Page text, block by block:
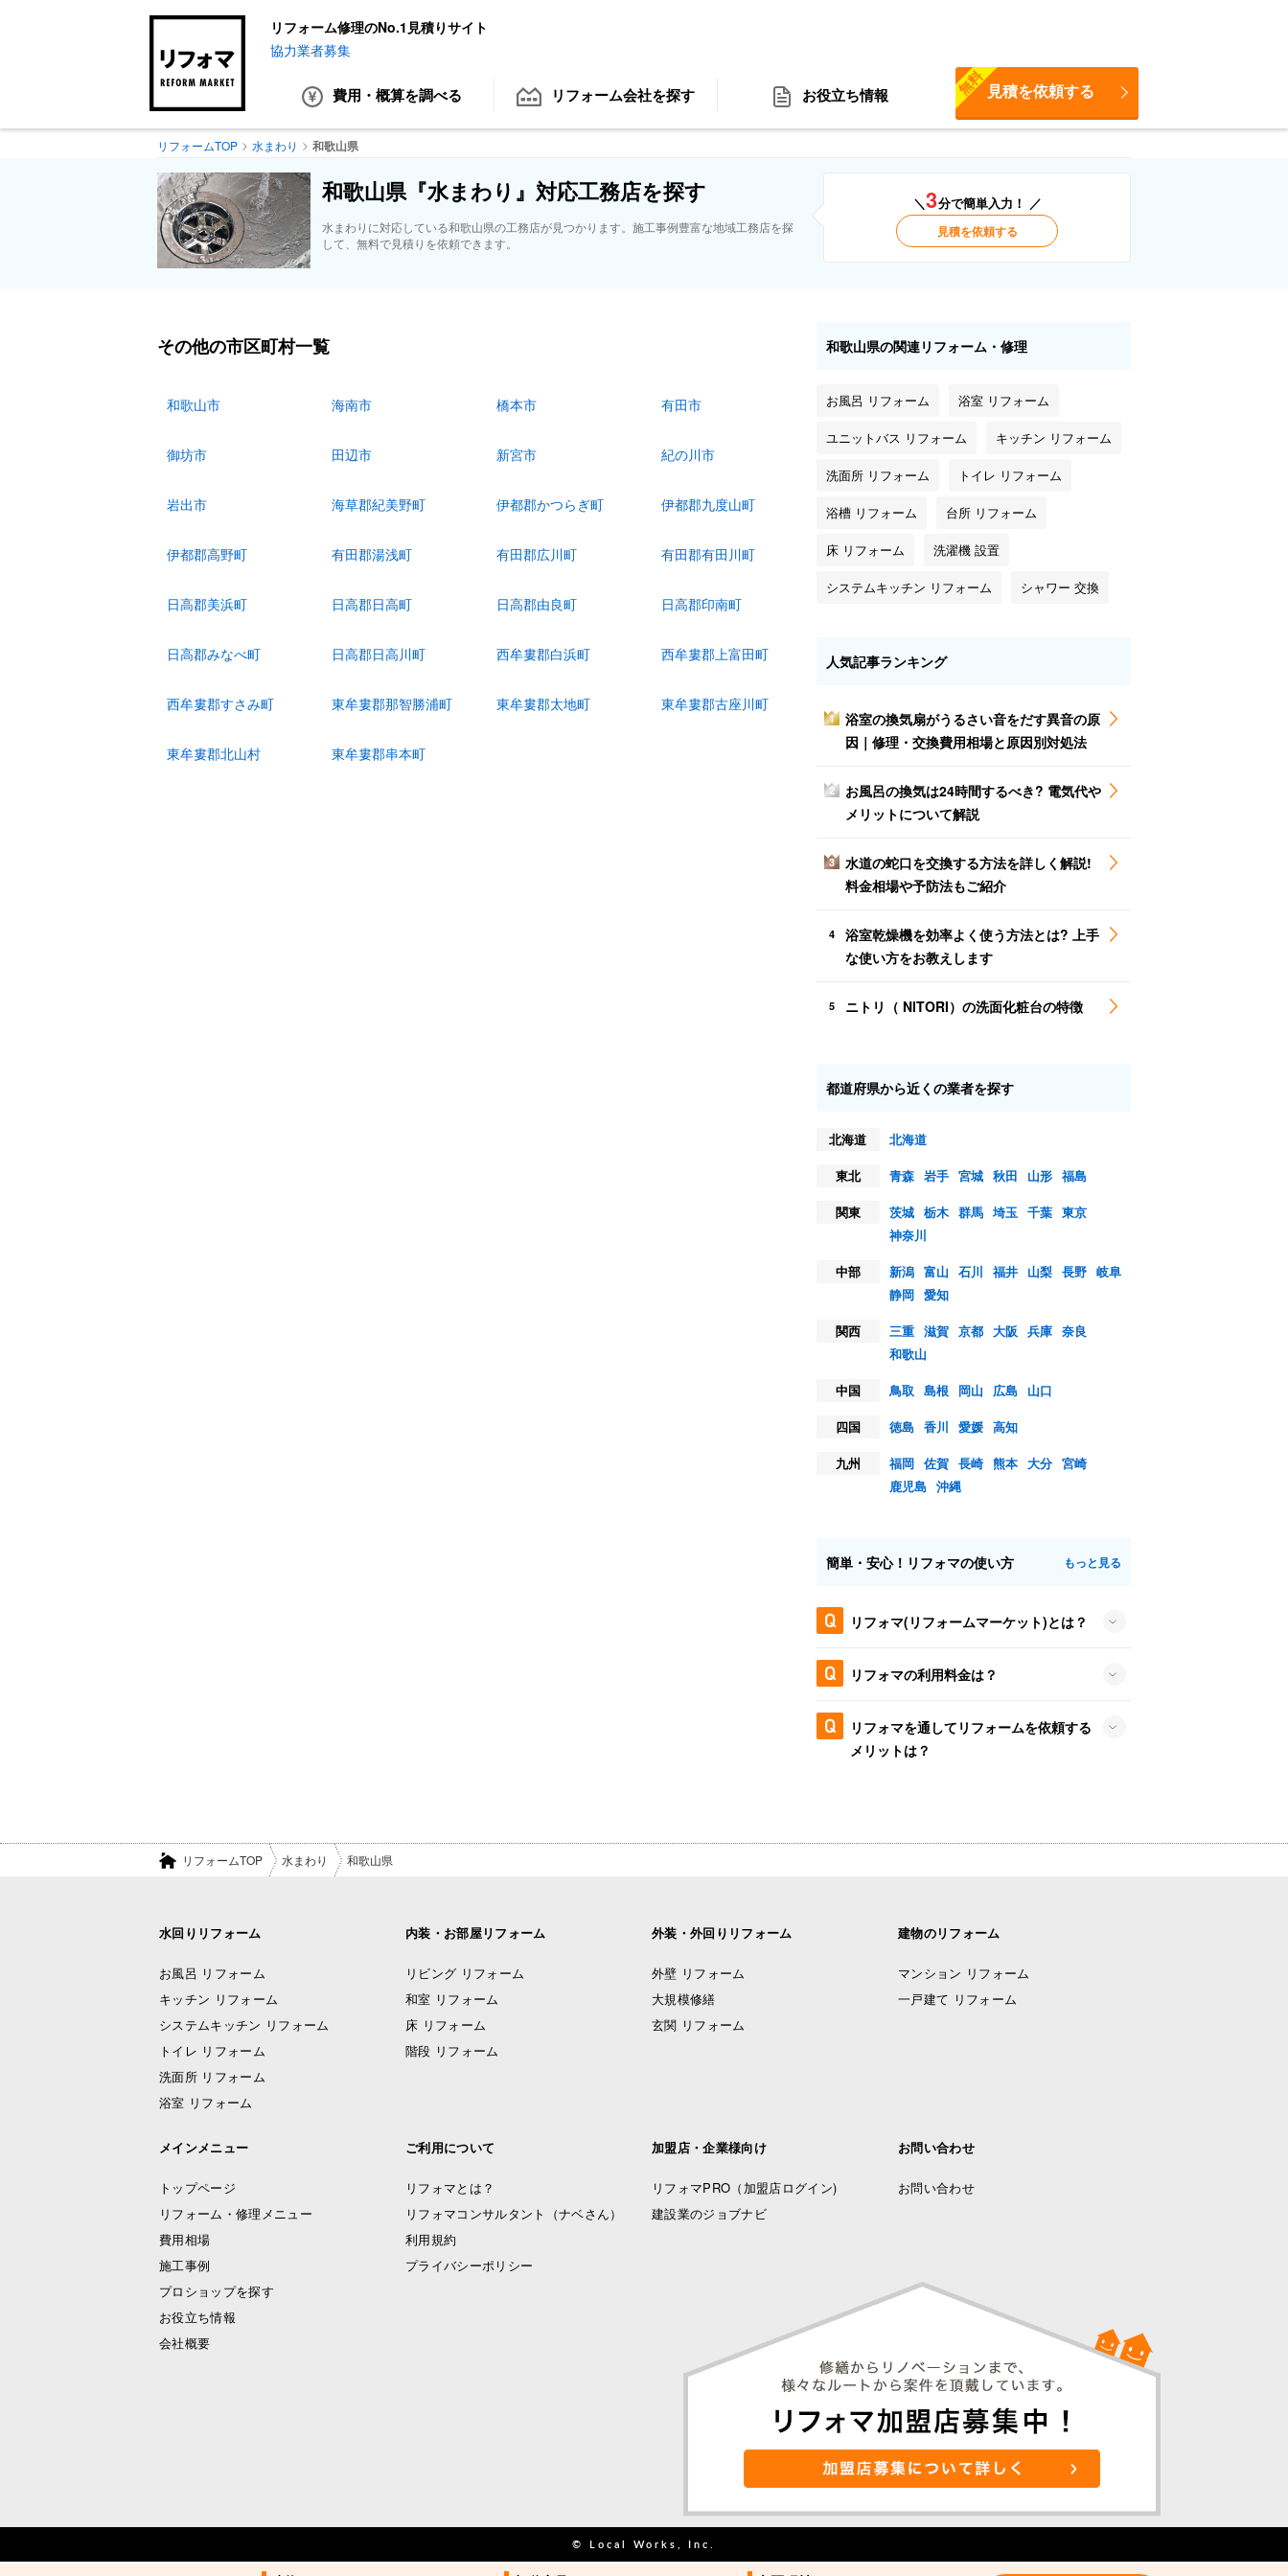
リフォーム修理のNo.1見積りサイト
協力業者募集
費用・概算を調べる リフォーム会社を探す お役立ち情報 見積を依頼する
無料
リフォームTOP 水まわり 和歌山県
和歌山県『水まわり』対応工務店を探す
水まわりに対応している和歌山県の工務店が見つかります。施工事例豊富な地域工務店を探
して、無料で見積りを依頼できます。
＼3分で簡単入力！ ／
見積を依頼する
その他の市区町村一覧
和歌山市 海南市 橋本市 有田市
御坊市 田辺市 新宮市 紀の川市
岩出市 海草郡紀美野町 伊都郡かつらぎ町 伊都郡九度山町
伊都郡高野町 有田郡湯浅町 有田郡広川町 有田郡有田川町
日高郡美浜町 日高郡日高町 日高郡由良町 日高郡印南町
日高郡みなべ町 日高郡日高川町 西牟婁郡白浜町 西牟婁郡上富田町
西牟婁郡すさみ町 東牟婁郡那智勝浦町 東牟婁郡太地町 東牟婁郡古座川町
東牟婁郡北山村 東牟婁郡串本町
和歌山県の関連リフォーム・修理
お風呂 リフォーム 浴室 リフォーム
ユニットバス リフォーム キッチン リフォーム
洗面所 リフォーム トイレ リフォーム
浴槽 リフォーム 台所 リフォーム
床 リフォーム 洗濯機 設置
システムキッチン リフォーム シャワー 交換
人気記事ランキング
1
浴室の換気扇がうるさい音をだす異音の原
因｜修理・交換費用相場と原因別対処法
2
お風呂の換気は24時間するべき? 電気代や
メリットについて解説
3
水道の蛇口を交換する方法を詳しく解説!
料金相場や予防法もご紹介
4
浴室乾燥機を効率よく使う方法とは? 上手
な使い方をお教えします
5 ニトリ（ NITORI）の洗面化粧台の特徴
都道府県から近くの業者を探す
北海道
北海道
東北
青森 岩手 宮城 秋田 山形 福島
関東
茨城 栃木 群馬 埼玉 千葉 東京
神奈川
中部
新潟 富山 石川 福井 山梨 長野 岐阜
静岡 愛知
関西
三重 滋賀 京都 大阪 兵庫 奈良
和歌山
中国
鳥取 島根 岡山 広島
山口
四国
徳島 香川 愛媛 高知
九州
福岡 佐賀 長崎 熊本 大分 宮崎
鹿児島 沖縄
簡単・安心！リフォマの使い方 もっと見る
リフォマ(リフォームマーケット)とは？
リフォマの利用料金は？
リフォマを通してリフォームを依頼する
メリットは？
リフォームTOP 水まわり 和歌山県
水回りリフォーム
お風呂 リフォーム
キッチン リフォーム
システムキッチン リフォーム
トイレ リフォーム
洗面所 リフォーム
浴室 リフォーム
内装・お部屋リフォーム
リビング リフォーム
和室 リフォーム
床 リフォーム
階段 リフォーム
外装・外回りリフォーム
外壁 リフォーム
大規模修繕
玄関 リフォーム
建物のリフォーム
マンション リフォーム
一戸建て リフォーム
メインメニュー
トップページ
リフォーム・修理メニュー
費用相場
施工事例
プロショップを探す
お役立ち情報
会社概要
ご利用について
リフォマとは？
リフォマコンサルタント（ナベさん）
利用規約
プライバシーポリシー
加盟店・企業様向け
リフォマPRO （加盟店ログイン)
建設業のジョブナビ
お問い合わせ
お問い合わせ
© Local Works, Inc.